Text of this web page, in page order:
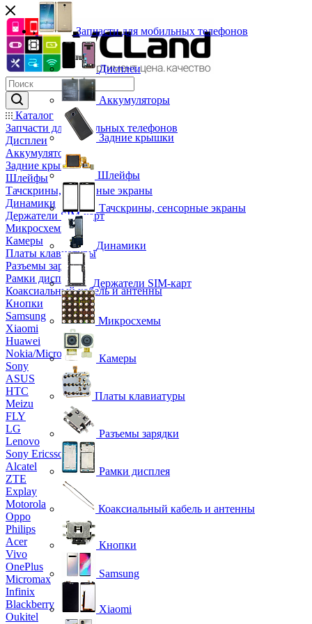
Каталог
Запчасти для мобильных телефонов
Дисплеи
Аккумуляторы
Задние крышки
Шлейфы
Тачскрины, сенсорные экраны
Динамики
Держатели SIM-карт
Микросхемы
Камеры
Платы клавиатуры
Разъемы зарядки
Рамки дисплея
Коаксиальный кабель и антенны
Кнопки
Samsung
Xiaomi
Huawei
Nokia/Microsoft
Sony
ASUS
HTC
Meizu
FLY
LG
Lenovo
Sony Ericsson
Alcatel
ZTE
Explay
Motorola
Oppo
Philips
Acer
Vivo
OnePlus
Micromax
Infinix
Blackberry
Oukitel
Запчасти для мобильных телефонов
Дисплеи
Аккумуляторы
Задние крышки
Шлейфы
Тачскрины, сенсорные экраны
Динамики
Держатели SIM-карт
Микросхемы
Камеры
Платы клавиатуры
Разъемы зарядки
Рамки дисплея
Коаксиальный кабель и антенны
Кнопки
Samsung
Xiaomi